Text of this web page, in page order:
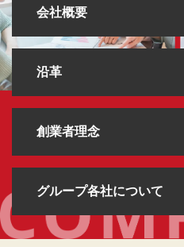
会社概要
沿革
創業者理念
グループ各社について